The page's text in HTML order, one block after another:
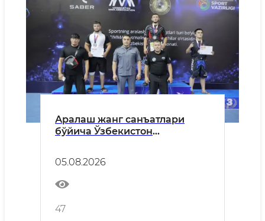
Аралаш жанг санъатлари
бўйича Ўзбекистон
05.08.2026
47